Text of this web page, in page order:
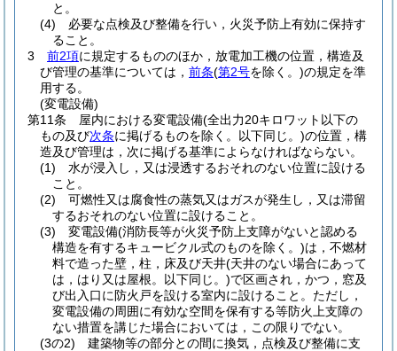
と。
(4)
必要な点検及び整備を行い，火災予防上有効に保持す
ること。
3
前2項に規定するもののほか，放電加工機の位置，構造及
び管理の基準については， 前条(第2号を除く。)の規定を準
用する。
(変電設備)
第11条
屋内における変電設備(全出力20キロワット以下の
もの及び次条に掲げるものを除く。以下同じ。)の位置，構
造及び管理は，次に掲げる基準によらなければならない。
(1)
水が浸入し，又は浸透するおそれのない位置に設ける
こと。
(2)
可燃性又は腐食性の蒸気又はガスが発生し，又は滞留
するおそれのない位置に設けること。
(3)
変電設備(消防長等が火災予防上支障がないと認める
構造を有するキュービクル式のものを除く。)は，不燃材
料で造った壁，柱，床及び天井(天井のない場合にあって
は，はり又は屋根。以下同じ。)で区画され，かつ，窓及
び出入口に防火戸を設ける室内に設けること。 ただし，
変電設備の周囲に有効な空間を保有する等防火上支障の
ない措置を講じた場合においては，この限りでない。
(3の2)
建築物等の部分との間に換気，点検及び整備に支